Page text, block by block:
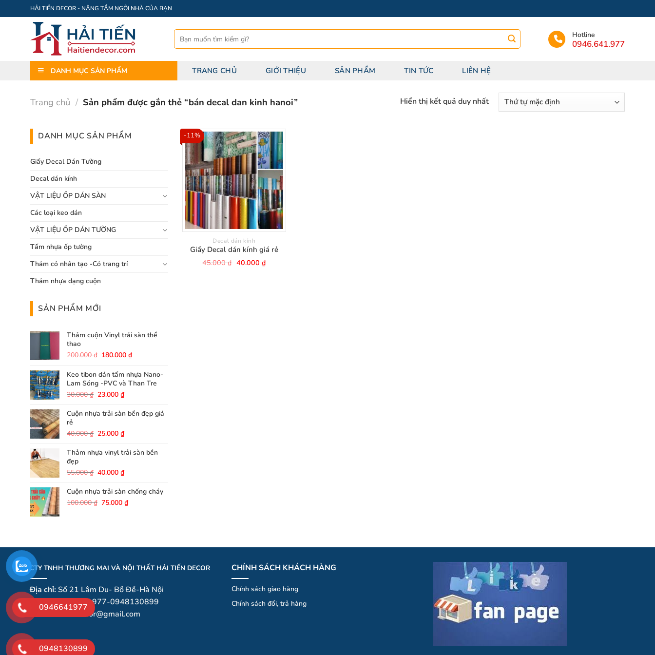
qua
HẢI TIẾN DECOR - NÂNG TẦM NGÔI NHÀ CỦA BẠN
Tìm
kiếm:
Hotline
0946.641.977
DANH MỤC SẢN PHẨM TRANG CHỦ GIỚI THIỆU SẢN PHẨM TIN TỨC LIÊN HỆ
Trang chủ / Sản phẩm được gắn thẻ “bán decal dan kinh hanoi” Hiển thị kết quả duy nhất
DANH MỤC SẢN PHẨM
Giấy Decal Dán Tường
Decal dán kính
VẬT LIỆU ỐP DÁN SÀN
Các loại keo dán
VẬT LIỆU ỐP DÁN TƯỜNG
Tấm nhựa ốp tường
Thảm cỏ nhân tạo -Cỏ trang trí
Thảm nhựa dạng cuộn
SẢN PHẨM MỚI
Thảm cuộn Vinyl trải sàn thể
thao
200.000₫ Giá
là:
200.000 ₫.
180.000₫Giá
tại
là:
Keo tibon dán tấm nhựa Nano-
Lam Sóng -PVC và Than Tre
30.000₫ Giá
là:
23.000₫Giá
tại
23.000 ₫.
Cuộn nhựa trải sàn bền đẹp giá
rẻ
40.000₫ Giá
là:
40.000 ₫.
25.000₫Giá
tại
25.000 ₫.
Thảm nhựa vinyl trải sàn bền
đẹp
55.000₫ Giá
là:
55.000 ₫.
40.000₫Giá
tại
là:
40.000 ₫.
Cuộn nhựa trải sàn chống cháy
100.000₫ Giá
75.000₫Giá
-11%
Decal dán kính
Giấy Decal dán kính giá rẻ
45.000₫ Giá
gốc
40.000 ₫Giá
hiện
CTY TNHH THƯƠNG MAI VÀ NỘI THẤT HẢI TIẾN DECOR
Địa chỉ:Số 21 Lâm Du- Bồ Đề-Hà Nội
Hotline:0946641977-0948130899
:haitiendecor@gmail.com
CHÍNH SÁCH KHÁCH HÀNG
Chính sách giao hàng
Chínhsáchđổi, trả hàng
0946641977
0948130899